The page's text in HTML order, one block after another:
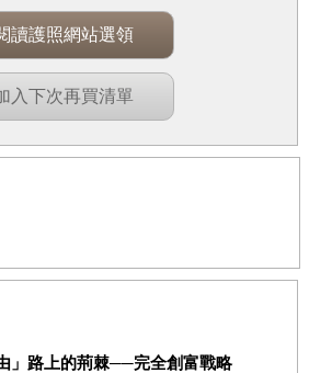
讀護照網站選領
入下次再買清單
」路上的荊棘──完全創富戰略